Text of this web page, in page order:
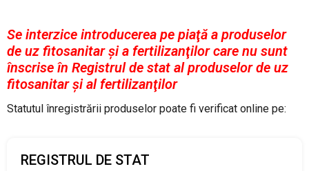
Se interzice introducerea pe piaţă a produselor
de uz fitosanitar şi a fertilizanţilor care nu sunt
înscrise în Registrul de stat al produselor de uz
fitosanitar şi al fertilizanţilor
Statutul înregistrării produselor poate fi verificat online pe:
REGISTRUL DE STAT